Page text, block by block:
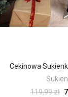
Cekinowa
119,99 zł